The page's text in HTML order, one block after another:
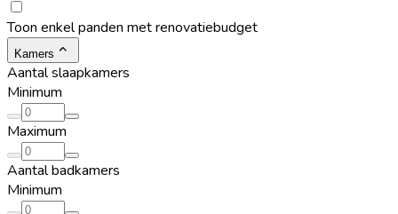
Toon enkel panden met renovatiebudget
Kamers
Aantal slaapkamers
Minimum
Maximum
Aantal badkamers
Minimum